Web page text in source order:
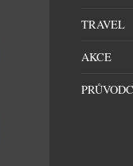
TRAVEL
AKCE